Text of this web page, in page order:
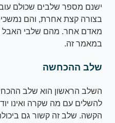
ישנם מספר שלבים שכולם
בצורה קצת אחרת, והם
מאדם אחר. מהם שלבי האבל
במאמר זה.
שלב ההכחשה
השלב הראשון הוא שלב
להשלים עם מה שקרה ואינו
הקשה. שלב זה קשור גם